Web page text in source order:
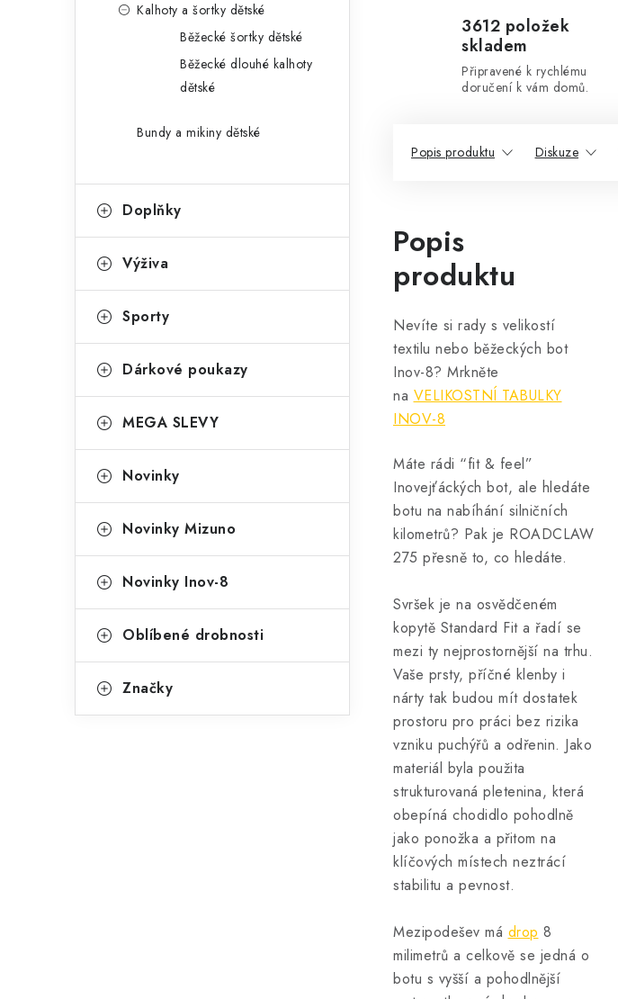
Kalhoty a šortky dětské
Běžecké šortky dětské
Běžecké dlouhé kalhoty
dětské
Bundy a mikiny dětské
Doplňky
Výživa
Sporty
Dárkové poukazy
MEGA SLEVY
Novinky
Novinky Mizuno
Novinky Inov-8
Oblíbené drobnosti
Značky
3612 položek
skladem
Připravené k rychlému
doručení k vám domů.
Popis produktu Diskuze
Popis
produktu
Nevíte si rady s velikostí
textilu nebo běžeckých bot
Inov-8? Mrkněte
na VELIKOSTNÍ TABULKY
INOV-8
Máte rádi “fit & feel”
Inovejťáckých bot, ale hledáte
botu na nabíhání silničních
kilometrů? Pak je ROADCLAW
275 přesně to, co hledáte.
Svršek je na osvědčeném
kopytě Standard Fit a řadí se
mezi ty nejprostornější na trhu.
Vaše prsty, příčné klenby i
nárty tak budou mít dostatek
prostoru pro práci bez rizika
vzniku puchýřů a odřenin. Jako
materiál byla použita
strukturovaná pletenina, která
obepíná chodidlo pohodlně
jako ponožka a přitom na
klíčových místech neztrácí
stabilitu a pevnost.
Mezipodešev má drop 8
milimetrů a celkově se jedná o
botu s vyšší a pohodlnější